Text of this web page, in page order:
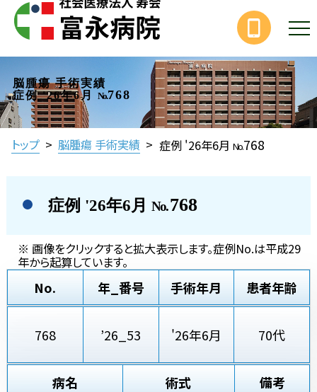
脳腫瘍 手術実績
症例 '26年6月
No.768
トップ > 脳腫瘍 手術実績 > 症例 '26年6月 No.768
症例 '26年6月 No.768
※ 画像をクリックすると拡大表示します。症例No.は平成29
年から起算しています。
No. 年_番号 手術年月 患者年齢
768 ’26_53 '26年6月 70代
病名 術式 備考